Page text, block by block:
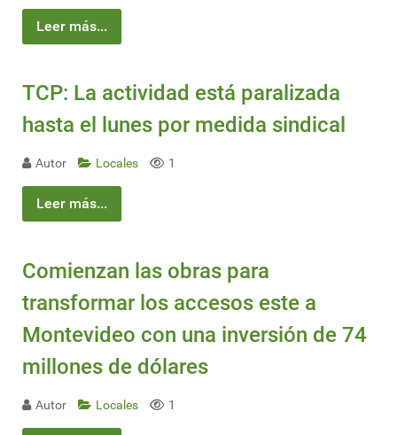
Leer más...
TCP: La actividad está paralizada
hasta el lunes por medida sindical
Autor Locales 1
Leer más...
Comienzan las obras para
transformar los accesos este a
Montevideo con una inversión de 74
millones de dólares
Autor Locales 1